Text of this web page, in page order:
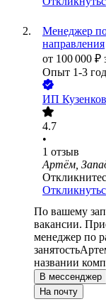
Менеджер
направления
от 100 000 ₽
Опыт 1-3
ИП
4.7
•
1 отзыв
Артём,
По вашему
вакансии.
менеджер по
занятость
названии
В мессенджер
На почту